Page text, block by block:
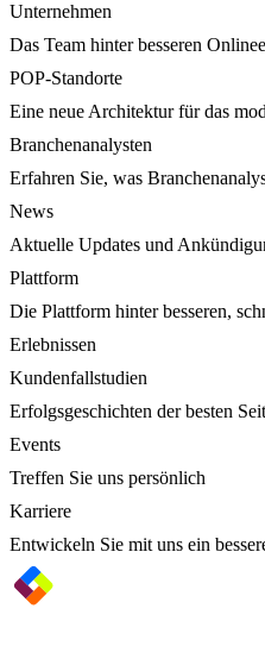
Unternehmen
Das Team hinter besseren
POP-Standorte
Eine neue Architektur für das
Branchenanalysten
Erfahren Sie, was
News
Aktuelle Updates und
Plattform
Die Plattform hinter besseren,
Erlebnissen
Kundenfallstudien
Erfolgsgeschichten der besten
Events
Treffen Sie uns persönlich
Karriere
Entwickeln Sie mit uns ein